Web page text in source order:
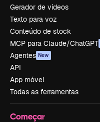
Gerador de vídeos
Texto para voz
Conteúdo de stock
MCP para Claude/ChatGPT
Agentes New
API
App móvel
Todas as ferramentas
Começar